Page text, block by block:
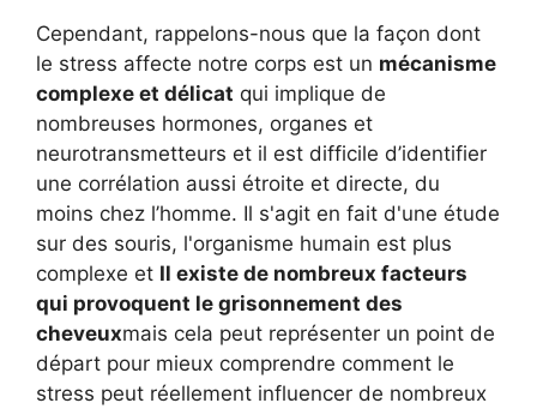
Cependant, rappelons-nous que la façon dont
le stress affecte notre corps est un mécanisme
complexe et délicat qui implique de
nombreuses hormones, organes et
neurotransmetteurs et il est difficile d’identifier
une corrélation aussi étroite et directe, du
moins chez l’homme. Il s'agit en fait d'une étude
sur des souris, l'organisme humain est plus
complexe et Il existe de nombreux facteurs
qui provoquent le grisonnement des
cheveuxmais cela peut représenter un point de
départ pour mieux comprendre comment le
stress peut réellement influencer de nombreux